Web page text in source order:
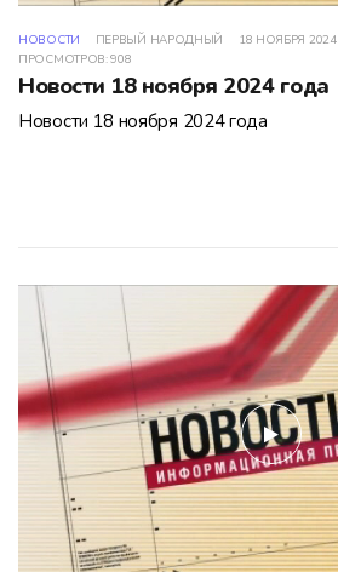
НОВОСТИ ПЕРВЫЙ НАРОДНЫЙ
18 НОЯБРЯ 2024
ПРОСМОТРОВ: 908
Новости 18 ноября 2024 года
Новости 18 ноября 2024 года
play